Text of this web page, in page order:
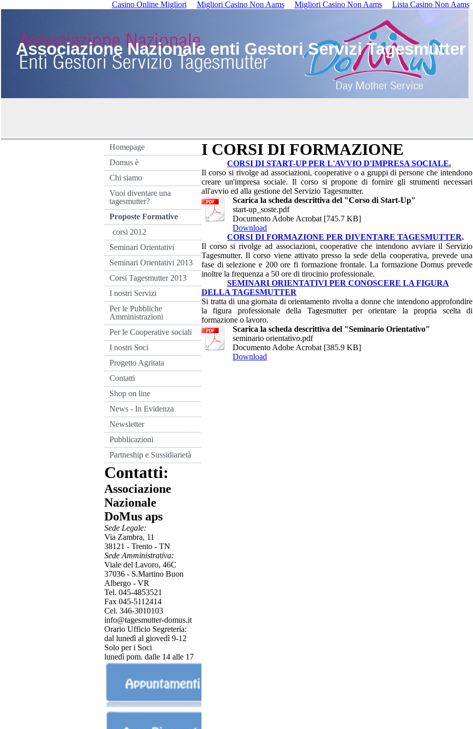
Casino Online Migliori Migliori Casino Non Aams Migliori Casino Non Aams Lista Casino Non Aams
Associazione Nazionale enti Gestori Servizi Tagesmutter
Homepage
Domus è
Chi siamo
Vuoi diventare una
tagesmutter?
Proposte Formative
corsi 2012
Seminari Orientativi
Seminari Orientativi 2013
Corsi Tagesmutter 2013
I nostri Servizi
Per le Pubbliche
Amministrazioni
Per le Cooperative sociali
I nostri Soci
Progetto Agritata
Contatti
Shop on line
News - In Evidenza
Newsletter
Pubblicazioni
Partneship e Sussidiarietà
Contatti:
Associazione
Nazionale
DoMus aps
Sede Legale:
Via Zambra, 11
38121 - Trento - TN
Sede Amministrativa:
Viale del Lavoro, 46C
37036 - S.Martino Buon
Albergo - VR
Tel. 045-4853521
Fax 045-5112414
Cel. 346-3010103
info@tagesmutter-domus.it
Orario Ufficio Segreteria:
dal lunedì al giovedì 9-12
Solo per i Soci
lunedì pom. dalle 14 alle 17
I CORSI DI FORMAZIONE
CORSI DI START-UP PER L'AVVIO D'IMPRESA SOCIALE.
Il corso si rivolge ad associazioni, cooperative o a gruppi di persone che intendono
creare un'impresa sociale. Il corso si propone di fornire gli strumenti necessari
all'avvio ed alla gestione del Servizio Tagesmutter.
Scarica la scheda descrittiva del "Corso di Start-Up"
start-up_soste.pdf
Documento Adobe Acrobat [745.7 KB]
Download
CORSI DI FORMAZIONE PER DIVENTARE TAGESMUTTER.
Il corso si rivolge ad associazioni, cooperative che intendono avviare il Servizio
Tagesmutter. Il corso viene attivato presso la sede della cooperativa, prevede una
fase di selezione e 200 ore fi formazione frontale. La formazione Domus prevede
inoltre la frequenza a 50 ore di tirocinio professionale.
SEMINARI ORIENTATIVI PER CONOSCERE LA FIGURA
DELLA TAGESMUTTER
Si tratta di una giornata di orientamento rivolta a donne che intendono approfondire
la figura professionale della Tagesmutter per orientare la propria scelta di
formazione o lavoro.
Scarica la scheda descrittiva del "Seminario Orientativo"
seminario orientativo.pdf
Documento Adobe Acrobat [385.9 KB]
Download